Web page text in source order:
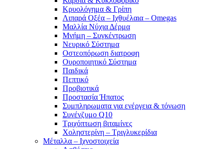
Κρυολόγημα & Γρίπη
Λιπαρά Οξέα – Ιχθυέλαια – Omegas
Μαλλία Νύχια Δέρμα
Μνήμη – Συγκέντρωση
Νευρικό Σύστημα
Οστεοπόρωση διατροφη
Ουροποιητικό Σύστημα
Παιδικά
Πεπτικό
Προβιοτικά
Προστασία Ήπατος
Συμπληρωματα για ενέργεια & τόνωση
Συνένζυμο Q10
Τριχόπτωση βιταμίνες
Χοληστερίνη – Τριγλυκερίδια
Μέταλλα – Ιχνοστοιχεία